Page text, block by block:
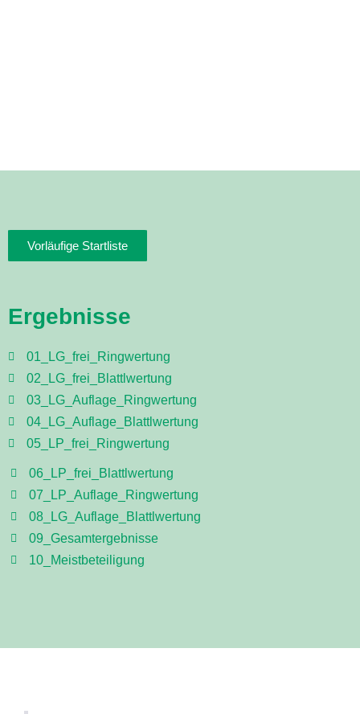
Vorläufige Startliste
Ergebnisse
01_LG_frei_Ringwertung
02_LG_frei_Blattlwertung
03_LG_Auflage_Ringwertung
04_LG_Auflage_Blattlwertung
05_LP_frei_Ringwertung
06_LP_frei_Blattlwertung
07_LP_Auflage_Ringwertung
08_LG_Auflage_Blattlwertung
09_Gesamtergebnisse
10_Meistbeteiligung